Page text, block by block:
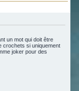
un mot qui doit être
crochets si uniquement
joker pour des